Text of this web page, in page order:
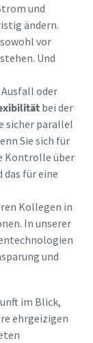
und
ändern.
vor
Und
oder
bei der
sicher parallel
Sie sich für
Kontrolle über
für eine
Kollegen in
In unserer
und
im Blick,
ehrgeizigen